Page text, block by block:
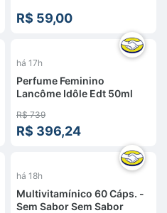
Sala
R$ 59,00
há 17h
Perfume Feminino
Lancôme Idôle Edt 50ml
R$ 739
R$ 396,24
há 18h
Multivitamínico 60 Cáps. -
Sem Sabor Sem Sabor